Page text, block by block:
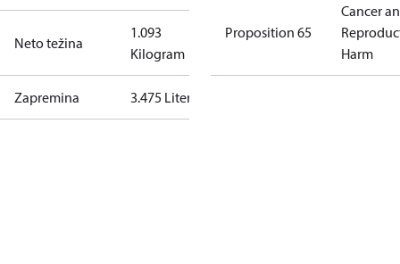
Neto težina
1.093
Kilogram
Zapremina 3.475 Liter
Proposition 65
Cancer
Harm